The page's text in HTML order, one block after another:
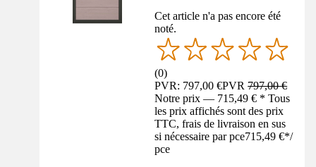
Cet article n'a pas encore été
noté.
(0)
PVR: 797,00 €PVR797,00 €
Notre prix — 715,49 € * Tous
les prix affichés sont des prix
TTC, frais de livraison en sus
si nécessaire par pce715,49 €*/
pce